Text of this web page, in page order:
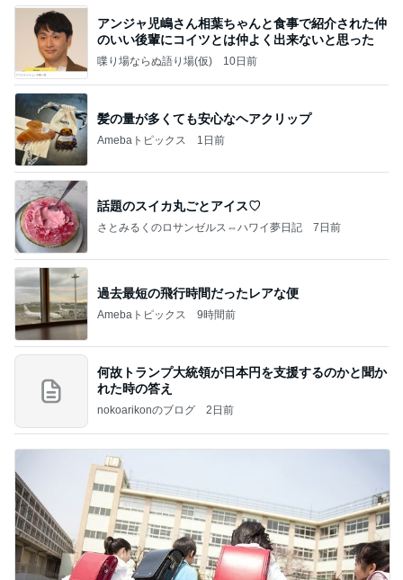
アンジャ児嶋さん相葉ちゃんと食事で紹介された仲
のいい後輩にコイツとは仲よく出来ないと思った
喋り場ならぬ語り場(仮) 10日前
髪の量が多くても安心なヘアクリップ
Amebaトピックス 1日前
話題のスイカ丸ごとアイス♡
さとみるくのロサンゼルス⇔ハワイ夢日記 7日前
過去最短の飛行時間だったレアな便
Amebaトピックス 9時間前
何故トランプ大統領が日本円を支援するのかと聞か
れた時の答え
nokoarikonのブログ 2日前